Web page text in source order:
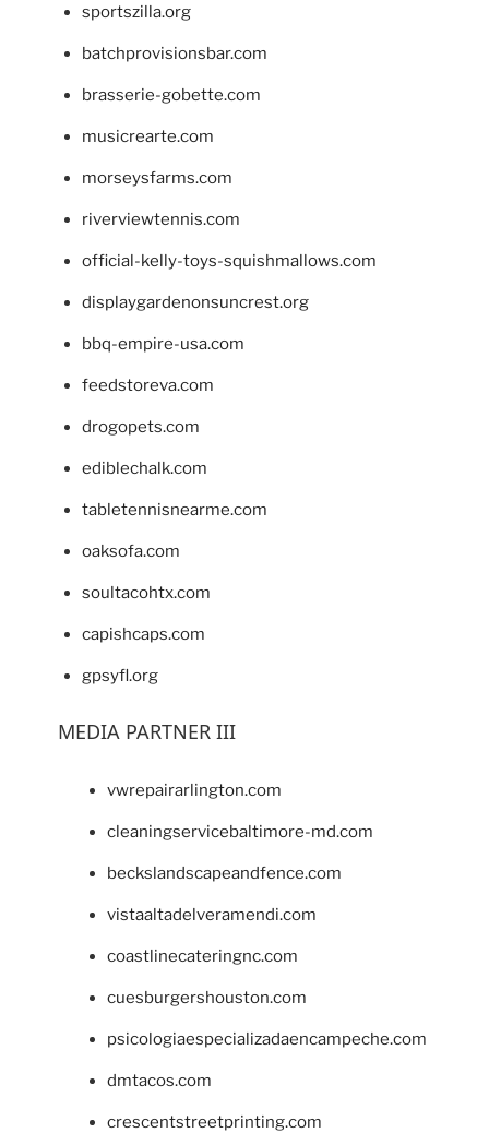
sportszilla.org
batchprovisionsbar.com
brasserie-gobette.com
musicrearte.com
morseysfarms.com
riverviewtennis.com
official-kelly-toys-squishmallows.com
displaygardenonsuncrest.org
bbq-empire-usa.com
feedstoreva.com
drogopets.com
ediblechalk.com
tabletennisnearme.com
oaksofa.com
soultacohtx.com
capishcaps.com
gpsyfl.org
MEDIA PARTNER III
vwrepairarlington.com
cleaningservicebaltimore-md.com
beckslandscapeandfence.com
vistaaltadelveramendi.com
coastlinecateringnc.com
cuesburgershouston.com
psicologiaespecializadaencampeche.com
dmtacos.com
crescentstreetprinting.com